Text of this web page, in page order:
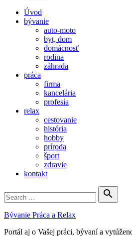
Úvod
bývanie
auto-moto
byt, dom
domácnosť
rodina
záhrada
práca
firma
kancelária
profesia
relax
cestovanie
história
hobby
príroda
šport
zdravie
kontakt
for:

Search
Bývanie Práca a Relax
Portál aj o Vašej práci, bývaní a